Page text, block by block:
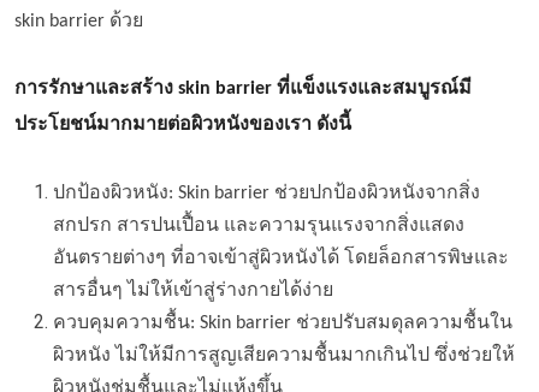
skin barrier ด้วย
การรักษาและสร้าง skin barrier ที่แข็งแรงและสมบูรณ์มี
ประโยชน์มากมายต่อผิวหนังของเรา ดังนี้
ปกป้องผิวหนัง: Skin barrier ช่วยปกป้องผิวหนังจากสิ่ง
สกปรก สารปนเปื้อน และความรุนแรงจากสิ่งแสดง
อันตรายต่างๆ ที่อาจเข้าสู่ผิวหนังได้ โดยล็อกสารพิษและ
สารอื่นๆ ไม่ให้เข้าสู่ร่างกายได้ง่าย
ควบคุมความชื้น: Skin barrier ช่วยปรับสมดุลความชื้นใน
ผิวหนัง ไม่ให้มีการสูญเสียความชื้นมากเกินไป ซึ่งช่วยให้